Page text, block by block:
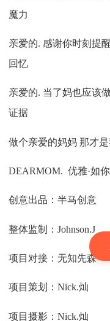
魔力
亲爱的. 感谢你时刻提
回忆
亲爱的. 当了妈也应该
证据
做个亲爱的妈妈 那才
DEARMOM. 优雅·如你
创意出品：半马创意
整体监制：Johnson.J
项目对接：无知先森
项目策划：Nick.灿
项目摄影：Nick.灿